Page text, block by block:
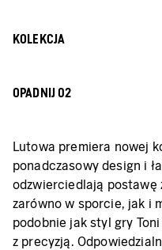
KOLEKCJA
OPADNIJ 02
Lutowa premiera nowej
ponadczasowy design i
odzwierciedlają postawę
zarówno w sporcie, jak i
podobnie jak styl gry
z precyzją.